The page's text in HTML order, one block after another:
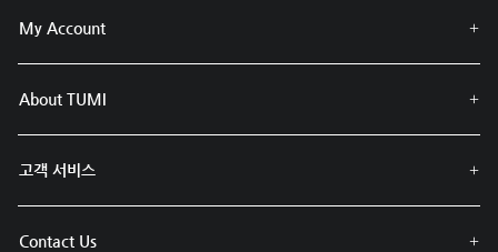
My Account
About TUMI
고객 서비스
Contact Us